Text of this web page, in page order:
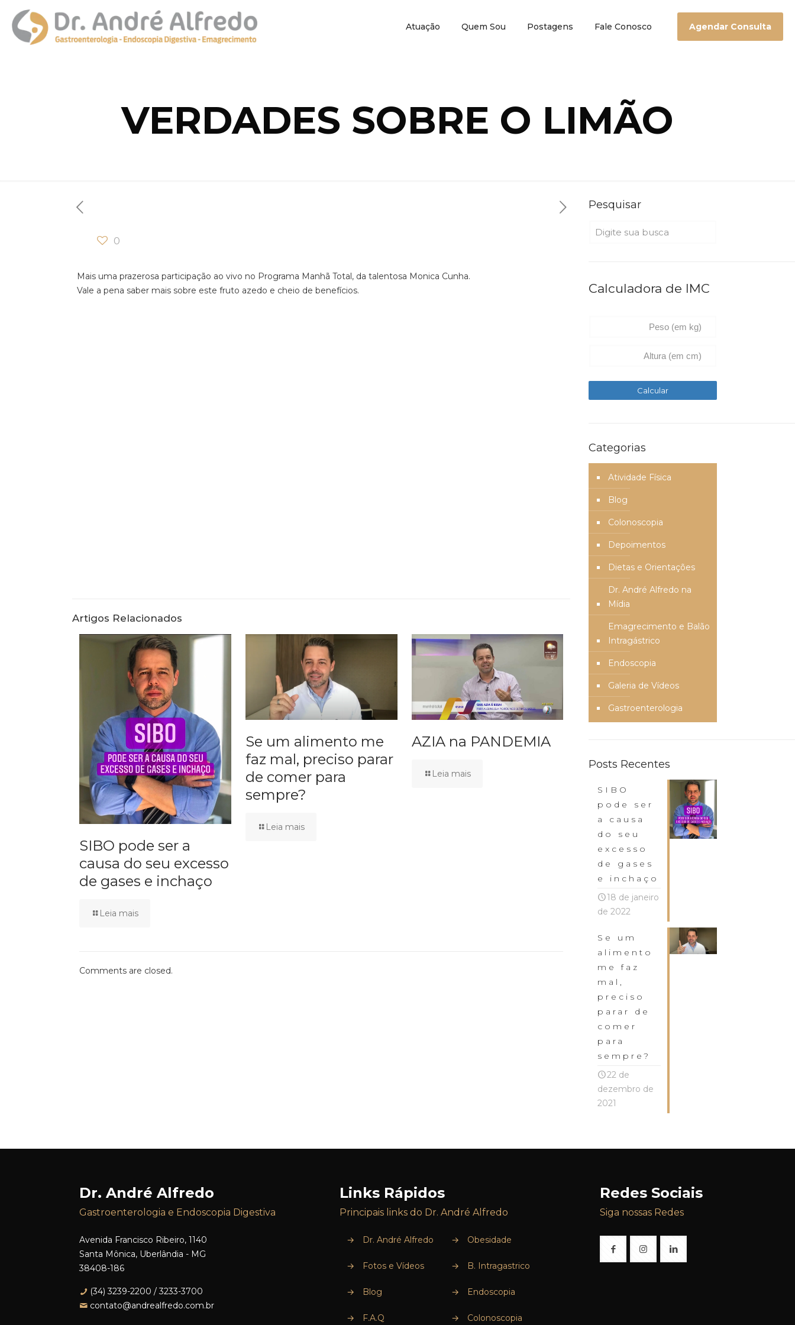
Atuação Quem Sou Postagens Fale Conosco Agendar Consulta
VERDADES SOBRE O LIMÃO
0
Mais uma prazerosa participação ao vivo no Programa Manhã Total, da talentosa Monica Cunha.
Vale a pena saber mais sobre este fruto azedo e cheio de benefícios.
Artigos Relacionados
SIBO pode ser a
causa do seu excesso
de gases e inchaço
Leia mais
Se um alimento me
faz mal, preciso parar
de comer para
sempre?
Leia mais
AZIA na PANDEMIA
Leia mais
Comments are closed.
Pesquisar
Calculadora de IMC
Categorias
Atividade Física
Blog
Colonoscopia
Depoimentos
Dietas e Orientações
Dr. André Alfredo na
Mídia
Emagrecimento e Balão
Intragástrico
Endoscopia
Galeria de Vídeos
Gastroenterologia
Posts Recentes
SIBO
pode ser
a causa
do seu
excesso
de gases
e inchaço
18 de janeiro
de 2022
Se um
alimento
me faz
mal,
preciso
parar de
comer
para
sempre?
22 de
dezembro de
2021
Dr. André Alfredo
Gastroenterologia e Endoscopia Digestiva
Avenida Francisco Ribeiro, 1140
Santa Mônica, Uberlândia - MG
38408-186
(34) 3239-2200 / 3233-3700
contato@andrealfredo.com.br
Links Rápidos
Principais links do Dr. André Alfredo
→ Dr. André Alfredo
→ Fotos e Vídeos
→ Blog
→ F.A.Q
→ Obesidade
→ B. Intragastrico
→ Endoscopia
→ Colonoscopia
Redes Sociais
Siga nossas Redes